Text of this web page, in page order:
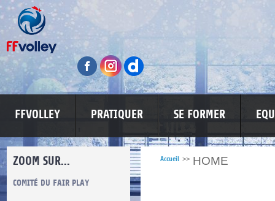
FFVOLLEY PRATIQUER SE FORMER
ZOOM SUR...
COMITÉ DU FAIR PLAY LUTTE CONTRE LES VIOLENCES
Accueil >> HOME